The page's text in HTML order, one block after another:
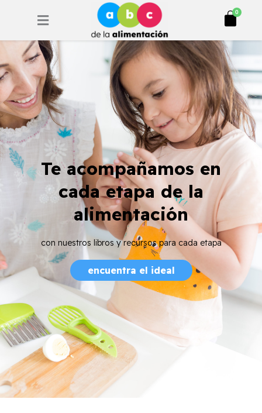
0
Cart
Te acompañamos en
cada etapa de la
alimentación
con nuestros libros y recursos para cada etapa
encuentra el ideal